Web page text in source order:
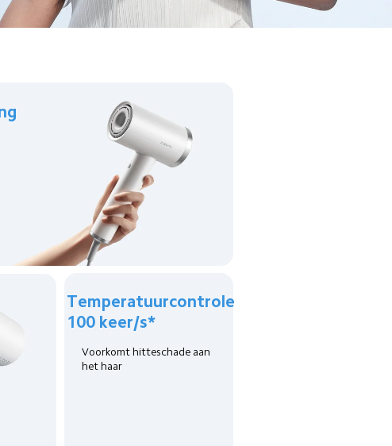
Temperatuurcontrole
100 keer/s*
Voorkomt hitteschade aan
het haar